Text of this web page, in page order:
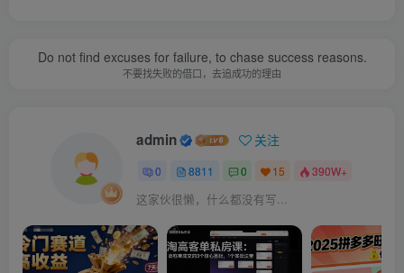
Do not find excuses for failure, to chase success reasons.
不要找失败的借口，去追成功的理由
admin 关注
0 8811 0 15 390W+
这家伙很懒，什么都没有写...